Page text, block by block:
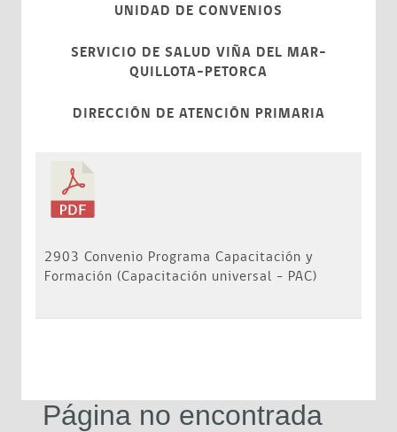
UNIDAD DE CONVENIOS
SERVICIO DE SALUD VIÑA DEL MAR-
QUILLOTA-PETORCA
DIRECCIÓN DE ATENCIÓN PRIMARIA
2903 Convenio Programa Capacitación y
Formación (Capacitación universal - PAC)
Página no encontrada